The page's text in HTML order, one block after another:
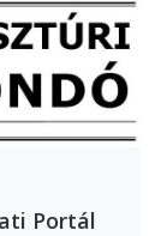
Portál